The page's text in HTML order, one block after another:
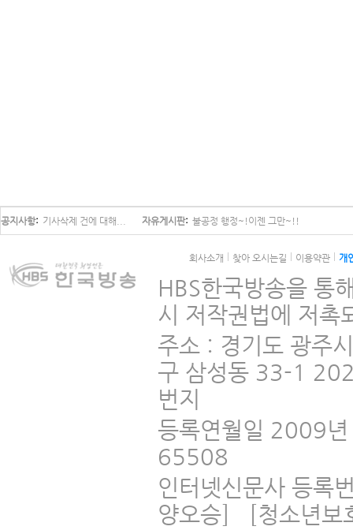
공지사항 기사삭제 건에 대해... 자유게시판 불공정 행정~!이젠 그만~!!
회사소개 찾아 오시는길 이용약관 개
HBS한국방송을 통
시 저작권법에 저촉
주소 : 경기도 광주
구 삼성동 33-1
번지
등록연월일 2009
65508
인터넷신문사 등
양오승] [청소년보